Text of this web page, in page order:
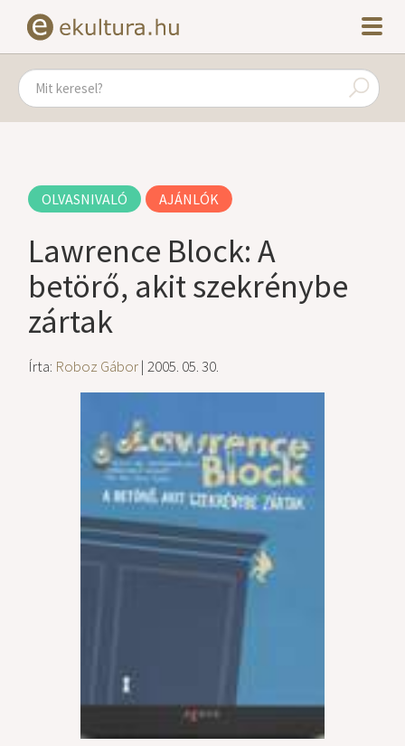
OLVASNIVALÓ AJÁNLÓK
Lawrence Block: A
betörő, akit szekrénybe
zártak
Írta: Roboz Gábor| 2005. 05. 30.